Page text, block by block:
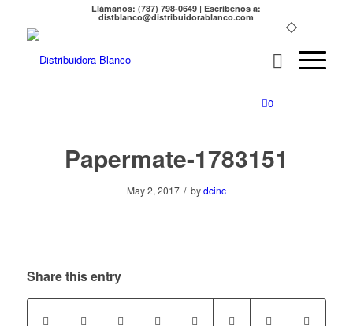
Llámanos: (787) 798-0649 | Escríbenos a:
distblanco@distribuidorablanco.com
0
Papermate-1783151
May 2, 2017 / bydcinc
Share this entry